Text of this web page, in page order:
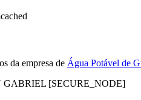
da empresa de Água Potável de
[SECURE_NODE]